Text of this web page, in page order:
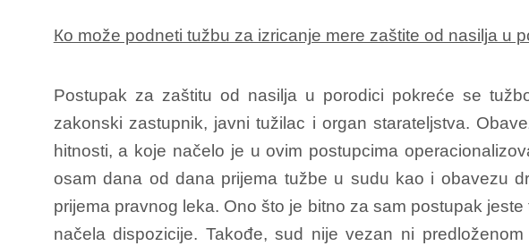
Кo može podneti tužbu za izricanje mere zaštite od nasilja u
Postupak za zaštitu od nasilja u porodici pokreće se
zakonski zastupnik, javni tužilac i organ starateljstva.
hitnosti, a koje načelo je u ovim postupcima
osam dana od dana prijema tužbe u sudu kao i obavezu
prijema pravnog leka. Ono što je bitno za sam postupak
načela dispozicije. Takođe, sud nije vezan ni